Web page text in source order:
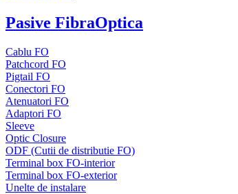
Pasive FibraOptica
Cablu FO
Patchcord FO
Pigtail FO
Conectori FO
Atenuatori FO
Adaptori FO
Sleeve
Optic Closure
ODF (Cutii de distributie FO)
Terminal box FO-interior
Terminal box FO-exterior
Unelte de instalare